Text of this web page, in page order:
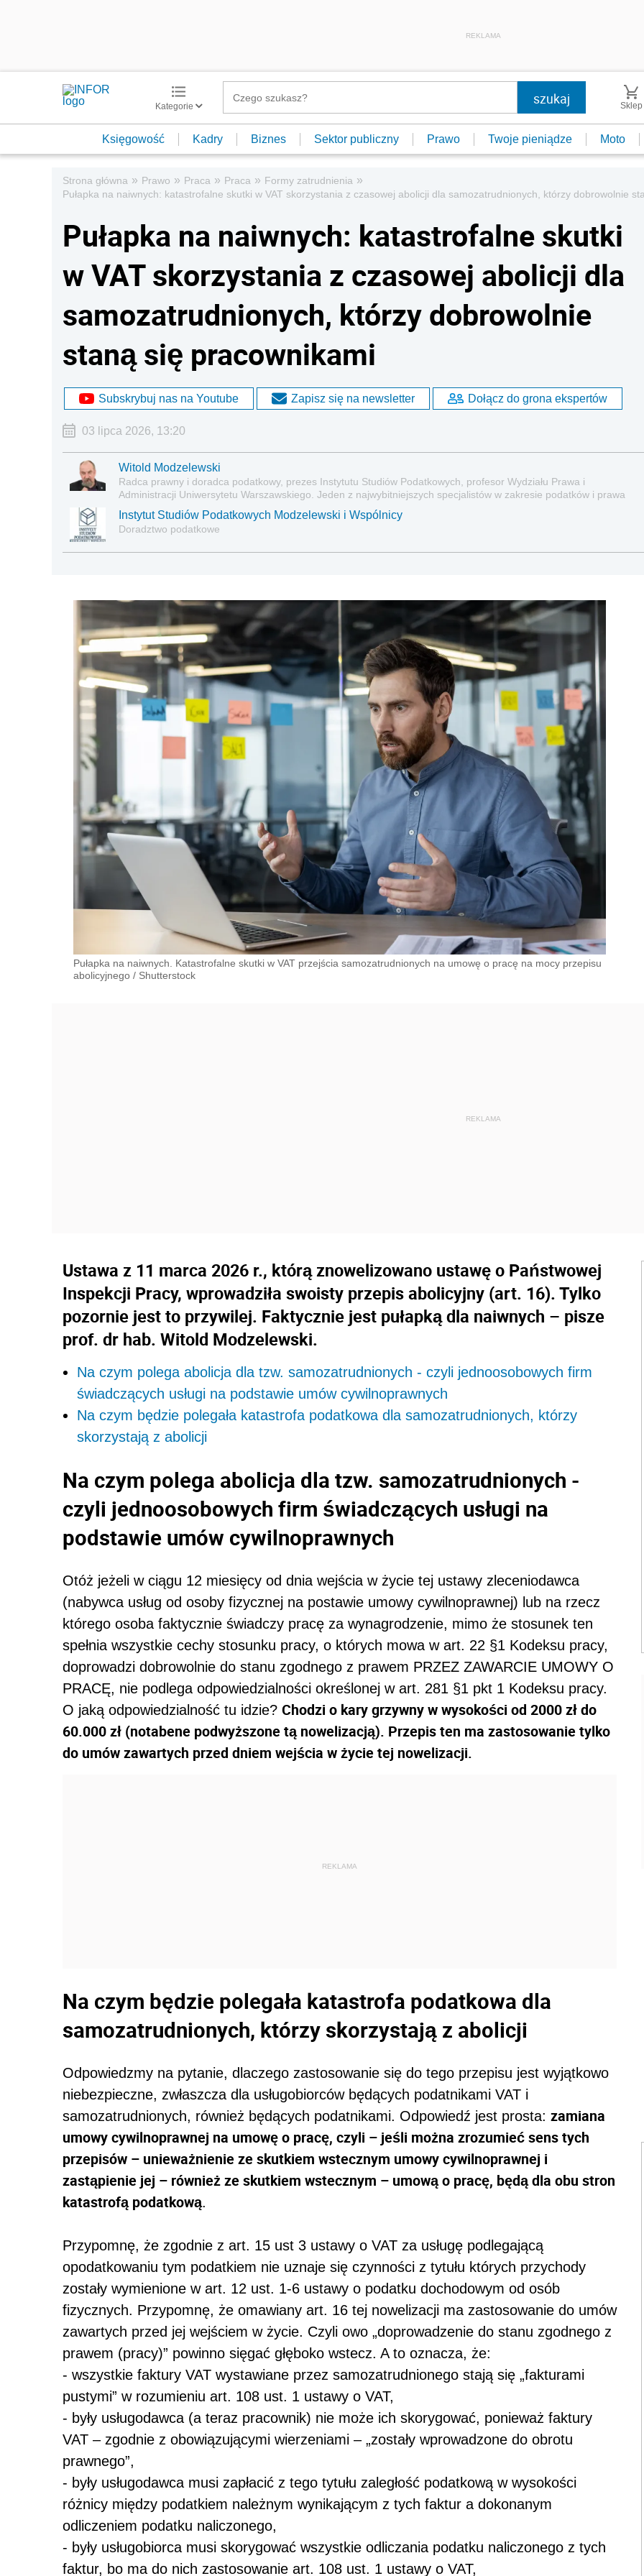
REKLAMA
Kategorie Sklep
Księgowość Kadry Biznes Sektor publiczny Prawo Twoje pieniądze Moto
Strona główna » Prawo » Praca » Praca » Formy zatrudnienia »
Pułapka na naiwnych: katastrofalne skutki w VAT skorzystania z czasowej abolicji dla samozatrudnionych, którzy dobrowolnie
Pułapka na naiwnych: katastrofalne skutki
w VAT skorzystania z czasowej abolicji dla
samozatrudnionych, którzy dobrowolnie
staną się pracownikami
Subskrybuj nas na Youtube Zapisz się na newsletter Dołącz do grona ekspertów
03 lipca 2026, 13:20
Witold Modzelewski
Radca prawny i doradca podatkowy, prezes Instytutu Studiów Podatkowych, profesor Wydziału Prawa i
Administracji Uniwersytetu Warszawskiego. Jeden z najwybitniejszych specjalistów w zakresie podatków i prawa
Instytut Studiów Podatkowych Modzelewski i Wspólnicy
Doradztwo podatkowe
Pułapka na naiwnych. Katastrofalne skutki w VAT przejścia samozatrudnionych na umowę o pracę na mocy przepisu
abolicyjnego / Shutterstock
Ustawa z 11 marca 2026 r., którą znowelizowano ustawę o Państwowej
Inspekcji Pracy, wprowadziła swoisty przepis abolicyjny (art. 16). Tylko
pozornie jest to przywilej. Faktycznie jest pułapką dla naiwnych – pisze
prof. dr hab. Witold Modzelewski.
Na czym polega abolicja dla tzw. samozatrudnionych - czyli jednoosobowych firm
świadczących usługi na podstawie umów cywilnoprawnych
Na czym będzie polegała katastrofa podatkowa dla samozatrudnionych, którzy
skorzystają z abolicji
Na czym polega abolicja dla tzw. samozatrudnionych -
czyli jednoosobowych firm świadczących usługi na
podstawie umów cywilnoprawnych
Otóż jeżeli w ciągu 12 miesięcy od dnia wejścia w życie tej ustawy zleceniodawca
(nabywca usług od osoby fizycznej na postawie umowy cywilnoprawnej) lub na rzecz
którego osoba faktycznie świadczy pracę za wynagrodzenie, mimo że stosunek ten
spełnia wszystkie cechy stosunku pracy, o których mowa w art. 22 §1 Kodeksu pracy,
doprowadzi dobrowolnie do stanu zgodnego z prawem PRZEZ ZAWARCIE UMOWY O
PRACĘ, nie podlega odpowiedzialności określonej w art. 281 §1 pkt 1 Kodeksu pracy.
O jaką odpowiedzialność tu idzie? Chodzi o kary grzywny w wysokości od 2000 zł do
60.000 zł (notabene podwyższone tą nowelizacją). Przepis ten ma zastosowanie tylko
do umów zawartych przed dniem wejścia w życie tej nowelizacji.
REKLAMA
Na czym będzie polegała katastrofa podatkowa dla
samozatrudnionych, którzy skorzystają z abolicji
Odpowiedzmy na pytanie, dlaczego zastosowanie się do tego przepisu jest wyjątkowo
niebezpieczne, zwłaszcza dla usługobiorców będących podatnikami VAT i
samozatrudnionych, również będących podatnikami. Odpowiedź jest prosta: zamiana
umowy cywilnoprawnej na umowę o pracę, czyli – jeśli można zrozumieć sens tych
przepisów – unieważnienie ze skutkiem wstecznym umowy cywilnoprawnej i
zastąpienie jej – również ze skutkiem wstecznym – umową o pracę, będą dla obu stron
katastrofą podatkową.
Przypomnę, że zgodnie z art. 15 ust 3 ustawy o VAT za usługę podlegającą
opodatkowaniu tym podatkiem nie uznaje się czynności z tytułu których przychody
zostały wymienione w art. 12 ust. 1-6 ustawy o podatku dochodowym od osób
fizycznych. Przypomnę, że omawiany art. 16 tej nowelizacji ma zastosowanie do umów
zawartych przed jej wejściem w życie. Czyli owo „doprowadzenie do stanu zgodnego z
prawem (pracy)” powinno sięgać głęboko wstecz. A to oznacza, że:
- wszystkie faktury VAT wystawiane przez samozatrudnionego stają się „fakturami
pustymi” w rozumieniu art. 108 ust. 1 ustawy o VAT,
- były usługodawca (a teraz pracownik) nie może ich skorygować, ponieważ faktury
VAT – zgodnie z obowiązującymi wierzeniami – „zostały wprowadzone do obrotu
prawnego”,
- były usługodawca musi zapłacić z tego tytułu zaległość podatkową w wysokości
różnicy między podatkiem należnym wynikającym z tych faktur a dokonanym
odliczeniem podatku naliczonego,
- były usługobiorca musi skorygować wszystkie odliczania podatku naliczonego z tych
faktur, bo ma do nich zastosowanie art. 108 ust. 1 ustawy o VAT,